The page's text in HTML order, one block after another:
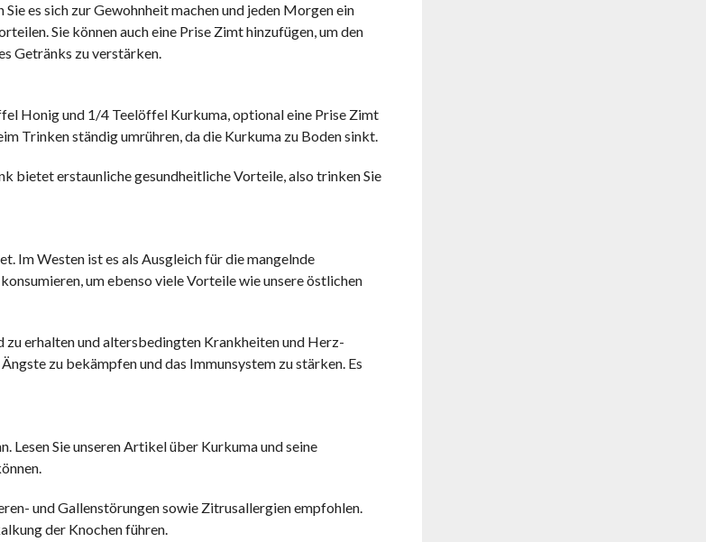
es sich zur Gewohnheit machen und jeden Morgen ein
Sie können auch eine Prise Zimt hinzufügen, um den
Getränks zu verstärken.
Honig und 1/4 Teelöffel Kurkuma, optional eine Prise Zimt
Trinken ständig umrühren, da die Kurkuma zu Boden sinkt.
bietet erstaunliche gesundheitliche Vorteile, also trinken Sie
Im Westen ist es als Ausgleich für die mangelnde
um ebenso viele Vorteile wie unsere östlichen
erhalten und altersbedingten Krankheiten und Herz-
zu bekämpfen und das Immunsystem zu stärken. Es
Lesen Sie unseren Artikel über Kurkuma und seine
und Gallenstörungen sowie Zitrusallergien empfohlen.
der Knochen führen.